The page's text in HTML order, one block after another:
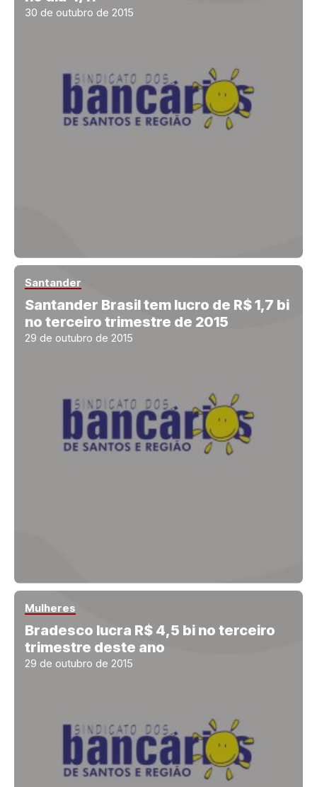
30 de outubro de 2015
Santander
Santander Brasil tem lucro de R$ 1,7 bi
no terceiro trimestre de 2015
29 de outubro de 2015
Mulheres
Bradesco lucra R$ 4,5 bi no terceiro
trimestre deste ano
29 de outubro de 2015